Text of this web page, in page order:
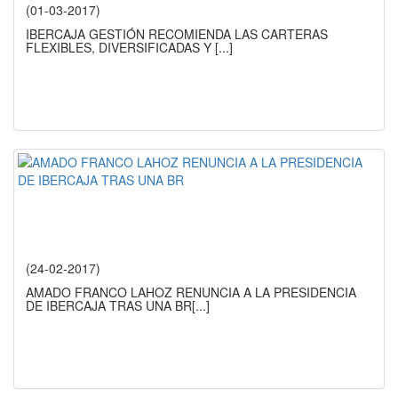
(01-03-2017)
IBERCAJA GESTIÓN RECOMIENDA LAS CARTERAS
FLEXIBLES, DIVERSIFICADAS Y [...]
(24-02-2017)
AMADO FRANCO LAHOZ RENUNCIA A LA PRESIDENCIA
DE IBERCAJA TRAS UNA BR[...]